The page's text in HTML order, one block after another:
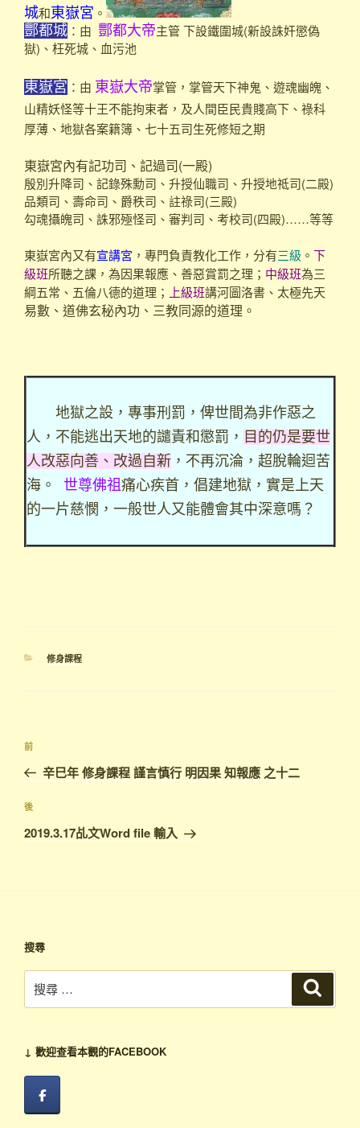
城和東嶽宮 。
酆都城 ：由 酆都大帝主管 下設鐵圍城(新設誅奸懲偽
獄)、枉死城、血污池
東嶽宮 ：由 東嶽大帝掌管，掌管天下神鬼、遊魂幽魄、
山精妖怪等十王不能拘束者，及人間臣民貴賤高下、祿科
厚薄、地獄各案籍簿、七十五司生死修短之期
東嶽宮內有記功司、記過司(一殿)
殷別升降司、記錄殊勳司、升授仙職司、升授地祗司(二殿)
品類司、壽命司、爵秩司、註祿司(三殿)
勾魂攝魄司、誅邪殛怪司、審判司、考校司(四殿)……等等
東嶽宮內又有宣講宮 ，專門負責教化工作，分有三級 。 下
級班所聽之課，為因果報應、善惡賞罰之理； 中級班為三
綱五常、五倫八德的道理；
上級班講河圖洛書、太極先天
易數、道佛玄秘內功、三教同源的道理。
地獄之設，專事刑罰，俾世間為非作惡之
人，不能逃出天地的譴責和懲罰， 目的仍是要世
人改惡向善、改過自新 ，不再沉淪，超脫輪迴苦
海。 世尊佛祖痛心疾首，倡建地獄，實是上天
的一片慈憫，一般世人又能體會其中深意嗎？
分
修身課程
文
導
覽
上
一
篇
文
章
前
辛巳年 修身課程 謹言慎行 明因果 知報應 之十二
下
篇
文
後
2019.3.17乩文Word file 輸入
搜尋
尋：
↓ 歡迎查看本觀的FACEBOOK